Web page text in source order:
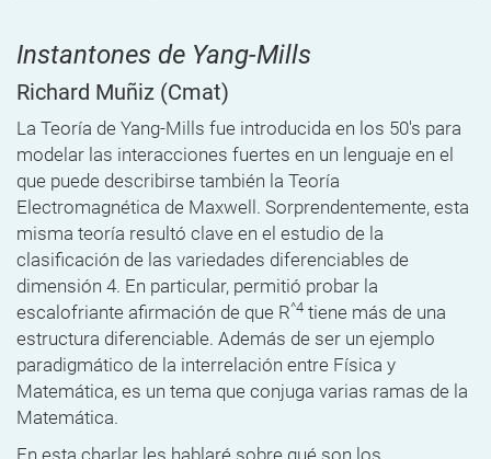
Instantones de Yang-Mills
Richard Muñiz (Cmat)
La Teoría de Yang-Mills fue introducida en los 50's para
modelar las interacciones fuertes en un lenguaje en el
que puede describirse también la Teoría
Electromagnética de Maxwell. Sorprendentemente, esta
misma teoría resultó clave en el estudio de la
clasificación de las variedades diferenciables de
dimensión 4. En particular, permitió probar la
escalofriante afirmación de que R^4 tiene más de una
estructura diferenciable. Además de ser un ejemplo
paradigmático de la interrelación entre Física y
Matemática, es un tema que conjuga varias ramas de la
Matemática.
En esta charlar les hablaré sobre qué son los